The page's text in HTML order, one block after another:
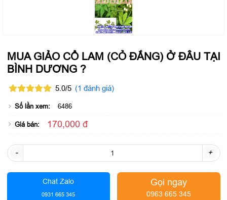
MUA GIẢO CỔ LAM (CỎ ĐẮNG) Ở ĐÂU TẠI
BÌNH DƯƠNG ?
5.0/5 (1 đánh giá)
Số lần xem: 6486
Giá bán: 170,000 đ
- +
Chat Zalo
0931 665 345
Gọi ngay
0963 665 345